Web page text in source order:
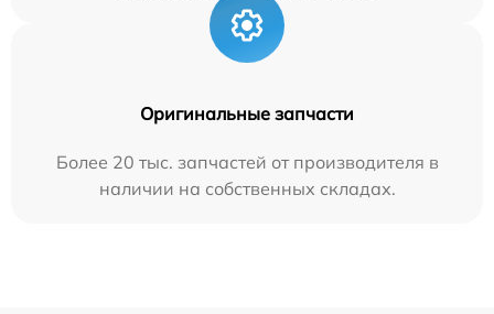
Оригинальные запчасти
Более 20 тыс. запчастей от производителя в
наличии на собственных складах.